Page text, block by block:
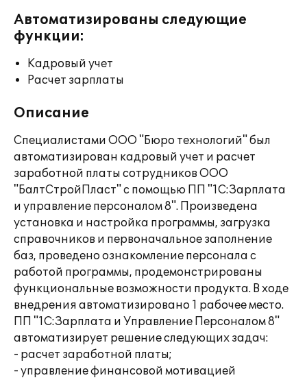
Автоматизированы следующие
функции:
Кадровый учет
Расчет зарплаты
Описание
Специалистами ООО "Бюро технологий" был
автоматизирован кадровый учет и расчет
заработной платы сотрудников ООО
"БалтСтройПласт" с помощью ПП "1С:Зарплата
и управление персоналом 8". Произведена
установка и настройка программы, загрузка
справочников и первоначальное заполнение
баз, проведено ознакомление персонала с
работой программы, продемонстрированы
функциональные возможности продукта. В ходе
внедрения автоматизировано 1 рабочее место.
ПП "1С:Зарплата и Управление Персоналом 8"
автоматизирует решение следующих задач:
- расчет заработной платы;
- управление финансовой мотивацией